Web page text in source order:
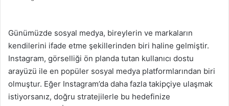
Günümüzde sosyal medya, bireylerin ve markaların
kendilerini ifade etme şekillerinden biri haline gelmiştir.
Instagram, görselliği ön planda tutan kullanıcı dostu
arayüzü ile en popüler sosyal medya platformlarından biri
olmuştur. Eğer Instagram’da daha fazla takipçiye ulaşmak
istiyorsanız, doğru stratejilerle bu hedefinize